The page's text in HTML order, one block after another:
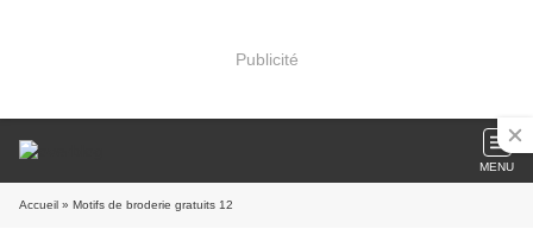
Publicité
MENU
Accueil » Motifs de broderie gratuits 12